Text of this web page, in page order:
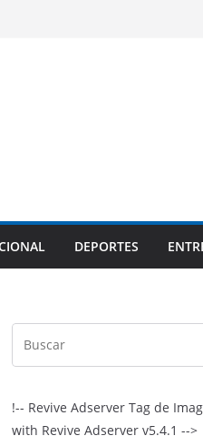
DEPORTES
!-- Revive Adserver Tag de
with Revive Adserver v5.4.1 -->